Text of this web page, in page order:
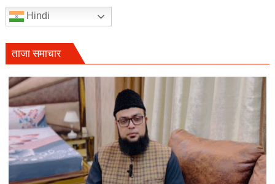
मौलाना
राशिद
सिद्दीकी
उठाए
सवाल
Hindi
ताजा समाचार